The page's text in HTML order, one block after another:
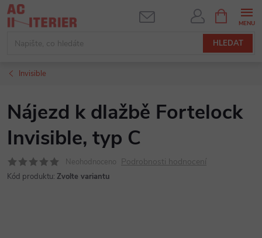
Přejít
na
HLEDAT
NÁKUPNÍ
KOŠÍK
Invisible
Nájezd k dlažbě Fortelock
Invisible, typ C
Neohodnoceno Podrobnosti hodnocení
Kód produktu: Zvolte variantu